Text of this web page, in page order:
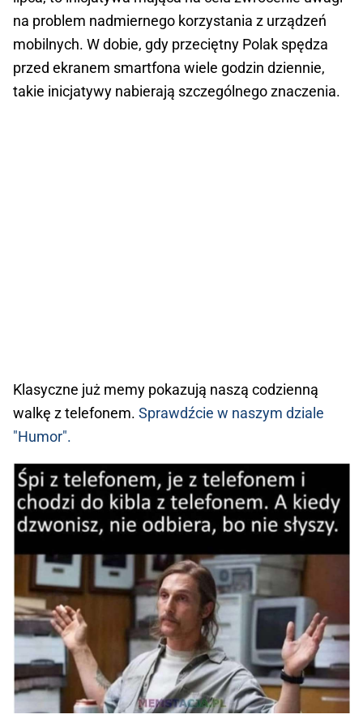
na problem nadmiernego korzystania z urządzeń
mobilnych. W dobie, gdy przeciętny Polak spędza
przed ekranem smartfona wiele godzin dziennie,
takie inicjatywy nabierają szczególnego znaczenia.
Klasyczne już memy pokazują naszą codzienną
walkę z telefonem. Sprawdźcie w naszym dziale
"Humor".